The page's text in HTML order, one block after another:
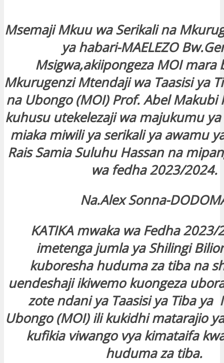
Msemaji Mkuu wa Serikali na
ya habari-MAELEZO
Msigwa,akiipongeza MOI mara
Mkurugenzi Mtendaji wa Taasisi ya
na Ubongo (MOI) Prof. Abel
kuhusu utekelezaji wa majukumu
miaka miwili ya serikali ya awamu
Rais Samia Suluhu Hassan na
wa fedha 2023/2024.
Na.Alex Sonna-
KATIKA mwaka wa Fedha 2023/
imetenga jumla ya Shilingi
kuboresha huduma za tiba na
uendeshaji ikiwemo kuongeza
zote ndani ya Taasisi ya Tiba ya
Ubongo (MOI) ili kukidhi matarajio
kufikia viwango vya kimataifa
huduma za tiba.